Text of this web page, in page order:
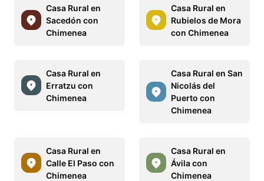
Casa Rural en
Sacedón con
Chimenea
Casa Rural en
Rubielos de Mora
con Chimenea
Casa Rural en
Erratzu con
Chimenea
Casa Rural en San
Nicolás del
Puerto con
Chimenea
Casa Rural en
Calle El Paso con
Chimenea
Casa Rural en
Ávila con
Chimenea